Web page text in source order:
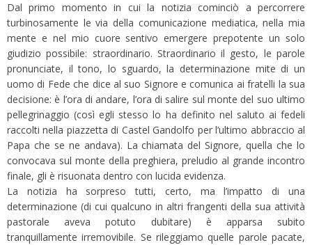
Dal primo momento in cui la notizia cominciò a percorrere
turbinosamente le via della comunicazione mediatica, nella mia
mente e nel mio cuore sentivo emergere prepotente un solo
giudizio possibile: straordinario. Straordinario il gesto, le parole
pronunciate, il tono, lo sguardo, la determinazione mite di un
uomo di Fede che dice al suo Signore e comunica ai fratelli la sua
decisione: è l’ora di andare, l’ora di salire sul monte del suo ultimo
pellegrinaggio (così egli stesso lo ha definito nel saluto ai fedeli
raccolti nella piazzetta di Castel Gandolfo per l’ultimo abbraccio al
Papa che se ne andava). La chiamata del Signore, quella che lo
convocava sul monte della preghiera, preludio al grande incontro
finale, gli è risuonata dentro con lucida evidenza.
La notizia ha sorpreso tutti, certo, ma l’impatto di una
determinazione (di cui qualcuno in altri frangenti della sua attività
pastorale aveva potuto dubitare) è apparsa subito
tranquillamente irremovibile. Se rileggiamo quelle parole pacate,